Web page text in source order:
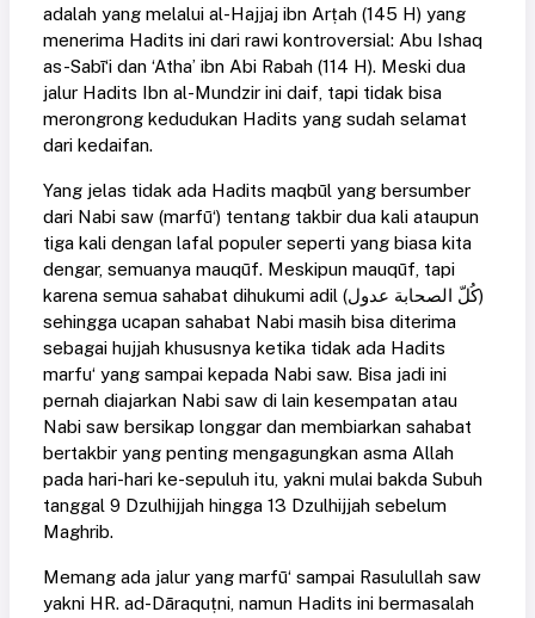
adalah yang melalui al-Hajjaj ibn Arṭah (145 H) yang
menerima Hadits ini dari rawi kontroversial: Abu Ishaq
as-Sabī‘i dan ‘Atha’ ibn Abi Rabah (114 H). Meski dua
jalur Hadits Ibn al-Mundzir ini daif, tapi tidak bisa
merongrong kedudukan Hadits yang sudah selamat
dari kedaifan.
Yang jelas tidak ada Hadits maqbūl yang bersumber
dari Nabi saw (marfū‘) tentang takbir dua kali ataupun
tiga kali dengan lafal populer seperti yang biasa kita
dengar, semuanya mauqūf. Meskipun mauqūf, tapi
karena semua sahabat dihukumi adil (كُلّ الصحابة عدول)
sehingga ucapan sahabat Nabi masih bisa diterima
sebagai hujjah khususnya ketika tidak ada Hadits
marfu‘ yang sampai kepada Nabi saw. Bisa jadi ini
pernah diajarkan Nabi saw di lain kesempatan atau
Nabi saw bersikap longgar dan membiarkan sahabat
bertakbir yang penting mengagungkan asma Allah
pada hari-hari ke-sepuluh itu, yakni mulai bakda Subuh
tanggal 9 Dzulhijjah hingga 13 Dzulhijjah sebelum
Maghrib.
Memang ada jalur yang marfū‘ sampai Rasulullah saw
yakni HR. ad-Dāraquṭni, namun Hadits ini bermasalah